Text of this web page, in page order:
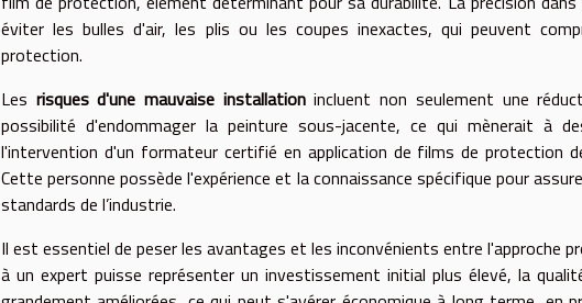
éviter les bulles d'air, les plis ou les coupes inexactes, qui peuvent
protection.
Les risques d'une mauvaise installationincluent non seulement une
possibilité d'endommager la peinture sous-jacente, ce qui mènerait à
l'intervention d'un formateur certifié en application de films de protection
Cette personne possède l'expérience et la connaissance spécifique pour
standards de l’industrie.
Il est essentiel de peser les avantages et les inconvénients entre l'approche
à un expert puisse représenter un investissement initial plus élevé, la